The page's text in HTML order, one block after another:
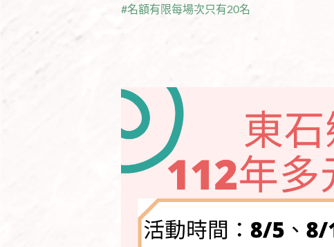
#名額有限每場次只有20名